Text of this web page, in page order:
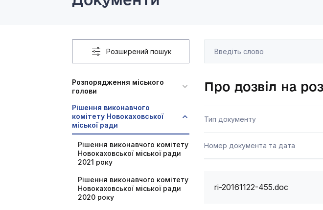
Розширений пошук
Розпорядження міського
голови
Рішення виконавчого
комітету Новокаховської
міської ради
Рішення виконавчого комітету
Новокаховської міської ради
2021 року
Рішення виконавчого комітету
Новокаховської міської ради
2020 року
Про дозвіл на
Тип документу
Номер документа та дата
ri-20161122-455.doc